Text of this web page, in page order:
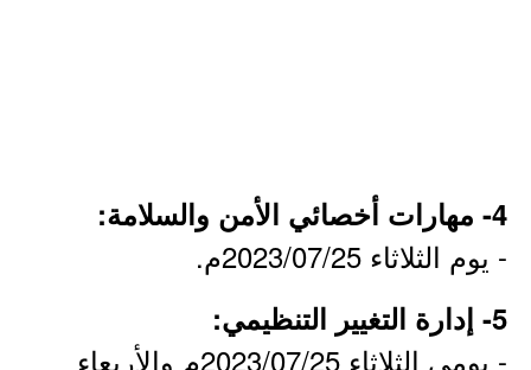
4- مهارات أخصائي الأمن والسلامة:
- يوم الثلاثاء 2023/07/25م.
5- إدارة التغيير التنظيمي:
- يومي الثلاثاء 2023/07/25م والأربعاء